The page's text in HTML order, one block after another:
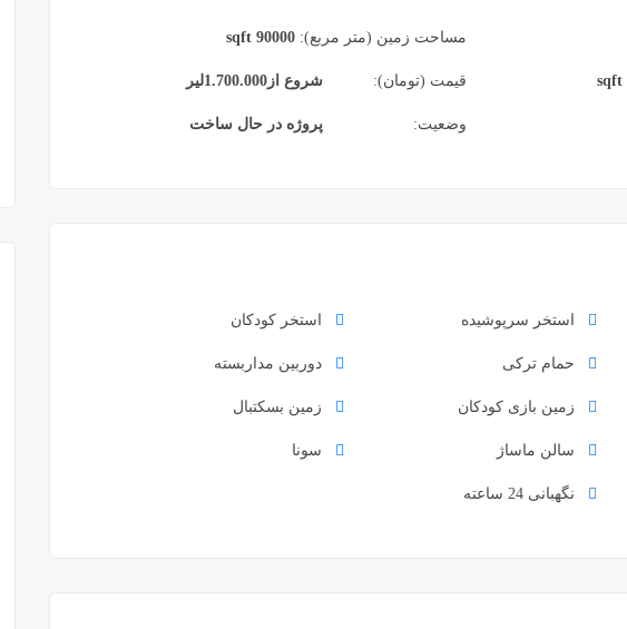
مساحت زمین (متر مربع): 90000 sqft
قیمت (تومان): شروع از 1.700.000لیر
وضعیت: پروژه در حال ساخت
استخر سرپوشیده استخر کودکان
حمام ترکی دوربین مداربسته
زمین بازی کودکان زمین بسکتبال
سالن ماساژ سونا
نگهبانی 24 ساعته